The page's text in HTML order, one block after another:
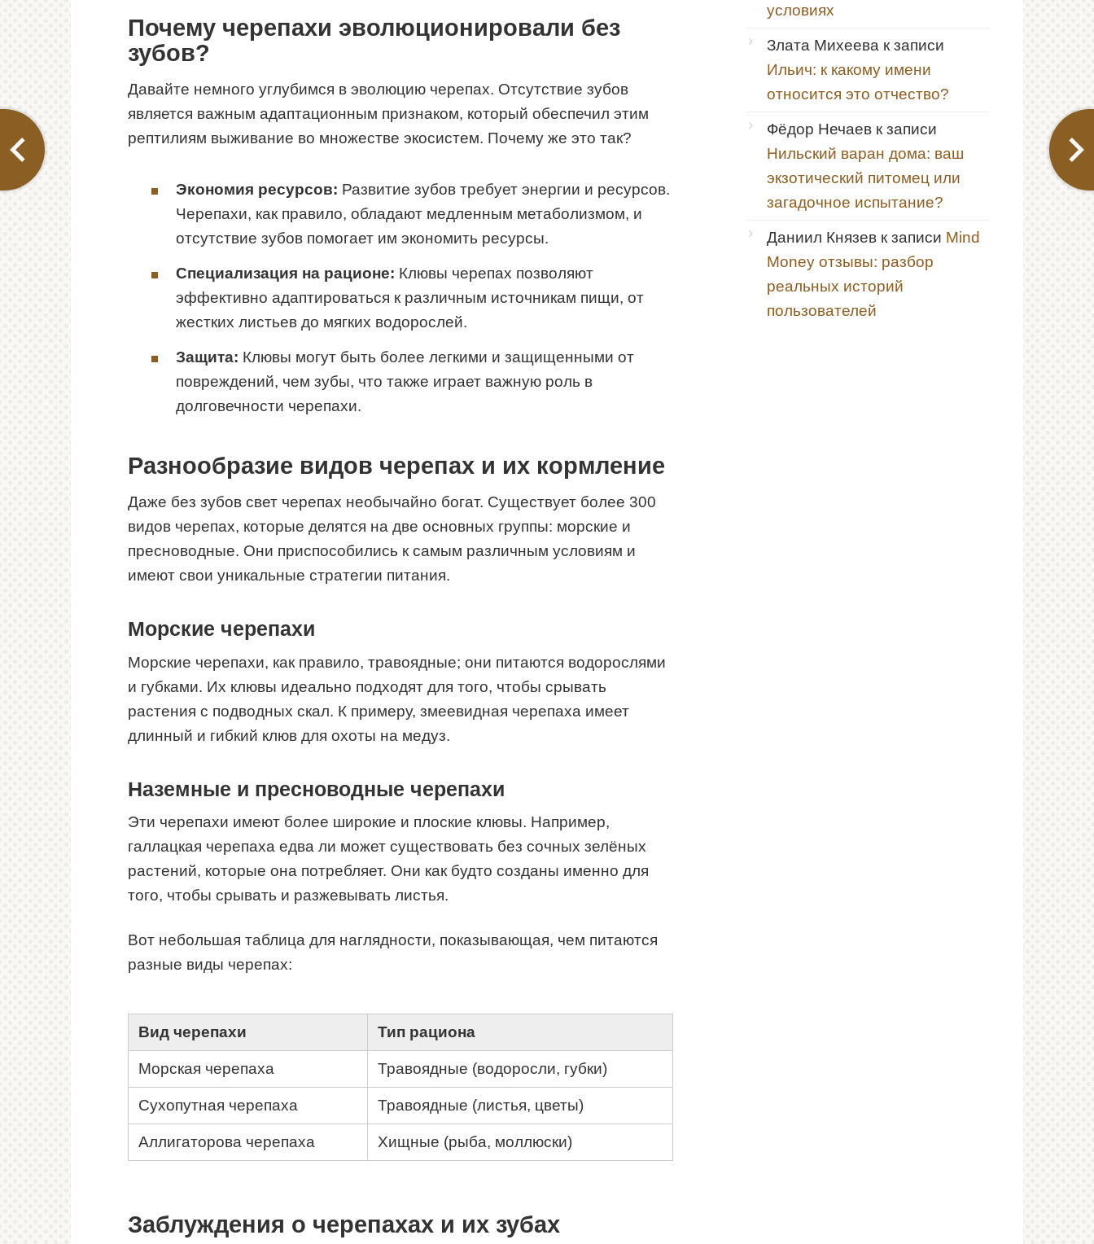
Почему черепахи эволюционировали без
зубов?
Давайте немного углубимся в эволюцию черепах. Отсутствие зубов
является важным адаптационным признаком, который обеспечил этим
рептилиям выживание во множестве экосистем. Почему же это так?
Экономия ресурсов: Развитие зубов требует энергии и ресурсов.
Черепахи, как правило, обладают медленным метаболизмом, и
отсутствие зубов помогает им экономить ресурсы.
Специализация на рационе: Клювы черепах позволяют
эффективно адаптироваться к различным источникам пищи, от
жестких листьев до мягких водорослей.
Защита: Клювы могут быть более легкими и защищенными от
повреждений, чем зубы, что также играет важную роль в
долговечности черепахи.
Разнообразие видов черепах и их кормление
Даже без зубов свет черепах необычайно богат. Существует более 300
видов черепах, которые делятся на две основных группы: морские и
пресноводные. Они приспособились к самым различным условиям и
имеют свои уникальные стратегии питания.
Морские черепахи
Морские черепахи, как правило, травоядные; они питаются водорослями
и губками. Их клювы идеально подходят для того, чтобы срывать
растения с подводных скал. К примеру, змеевидная черепаха имеет
длинный и гибкий клюв для охоты на медуз.
Наземные и пресноводные черепахи
Эти черепахи имеют более широкие и плоские клювы. Например,
галлацкая черепаха едва ли может существовать без сочных зелёных
растений, которые она потребляет. Они как будто созданы именно для
того, чтобы срывать и разжевывать листья.
Вот небольшая таблица для наглядности, показывающая, чем питаются
разные виды черепах:
Вид черепахи Тип рациона
Морская черепаха Травоядные (водоросли, губки)
Сухопутная черепаха Травоядные (листья, цветы)
Аллигаторова черепаха Хищные (рыба, моллюски)
Заблуждения о черепахах и их зубах
условиях
Злата Михеева к записи
Ильич: к какому имени
относится это отчество?
Фёдор Нечаев к записи
Нильский варан дома: ваш
экзотический питомец или
загадочное испытание?
Даниил Князев к записи Mind
Money отзывы: разбор
реальных историй
пользователей